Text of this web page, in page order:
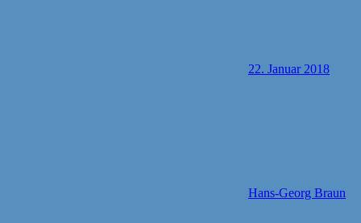
22. Januar 2018
Hans-Georg Braun